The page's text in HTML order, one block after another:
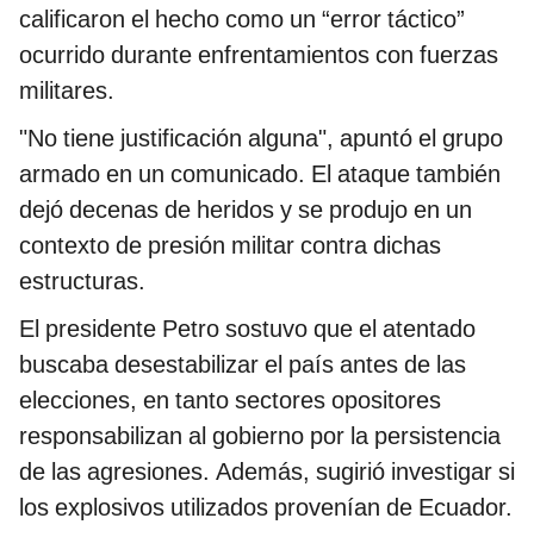
calificaron el hecho como un “error táctico”
ocurrido durante enfrentamientos con fuerzas
militares.
"No tiene justificación alguna", apuntó el grupo
armado en un comunicado. El ataque también
dejó decenas de heridos y se produjo en un
contexto de presión militar contra dichas
estructuras.
El presidente Petro sostuvo que el atentado
buscaba desestabilizar el país antes de las
elecciones, en tanto sectores opositores
responsabilizan al gobierno por la persistencia
de las agresiones. Además, sugirió investigar si
los explosivos utilizados provenían de Ecuador.